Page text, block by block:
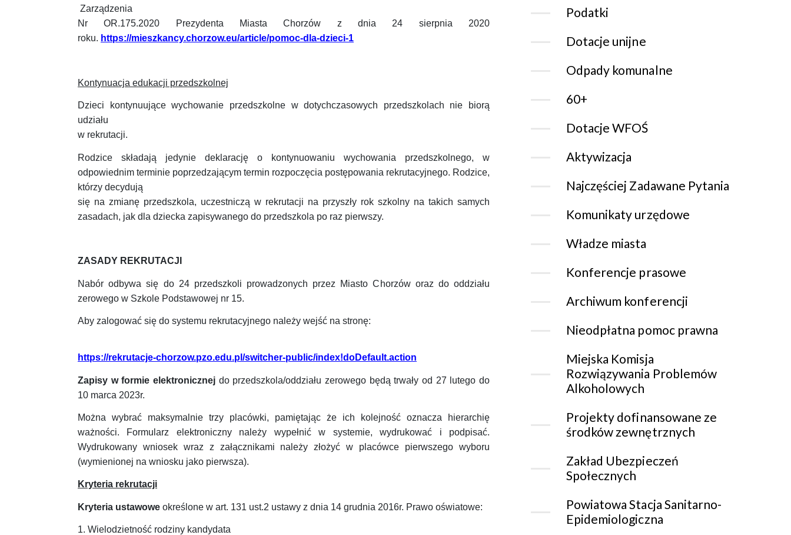
Zarządzenia
Nr OR.175.2020
Prezydenta Miasta Chorzów z dnia 24 sierpnia 2020
roku. https://mieszkancy.chorzow.eu/article/pomoc-dla-dzieci-1
Kontynuacja edukacji przedszkolnej
Dzieci kontynuujące wychowanie przedszkolne w dotychczasowych przedszkolach nie biorą
udziału
w rekrutacji.
Rodzice składają jedynie deklarację o kontynuowaniu wychowania przedszkolnego, w
odpowiednim terminie poprzedzającym termin rozpoczęcia postępowania rekrutacyjnego. Rodzice,
którzy decydują
się na zmianę przedszkola, uczestniczą w rekrutacji na przyszły rok szkolny na takich samych
zasadach, jak dla dziecka zapisywanego do przedszkola po raz pierwszy.
ZASADY REKRUTACJI
Nabór odbywa się do 24 przedszkoli prowadzonych przez Miasto Chorzów oraz do oddziału
zerowego w Szkole Podstawowej nr 15.
Aby zalogować się do systemu rekrutacyjnego należy wejść na stronę:
https://rekrutacje-chorzow.pzo.edu.pl/switcher-public/index!doDefault.action
Zapisy w formie elektronicznej do przedszkola/oddziału zerowego będą trwały od 27 lutego do
10 marca 2023r.
Można wybrać maksymalnie trzy placówki, pamiętając że ich kolejność oznacza hierarchię
ważności. Formularz elektroniczny należy wypełnić w systemie, wydrukować i podpisać.
Wydrukowany wniosek wraz z załącznikami należy złożyć w placówce pierwszego wyboru
(wymienionej na wniosku jako pierwsza).
Kryteria rekrutacji
Kryteria ustawowe określone w art. 131 ust.2 ustawy z dnia 14 grudnia 2016r. Prawo oświatowe:
1. Wielodzietność rodziny kandydata
Podatki
Dotacje unijne
Odpady komunalne
60+
Dotacje WFOŚ
Aktywizacja
Najczęściej Zadawane Pytania
Komunikaty urzędowe
Władze miasta
Konferencje prasowe
Archiwum konferencji
Nieodpłatna pomoc prawna
Miejska Komisja
Rozwiązywania Problemów
Alkoholowych
Projekty dofinansowane ze
środków zewnętrznych
Zakład Ubezpieczeń
Społecznych
Powiatowa Stacja Sanitarno-
Epidemiologiczna